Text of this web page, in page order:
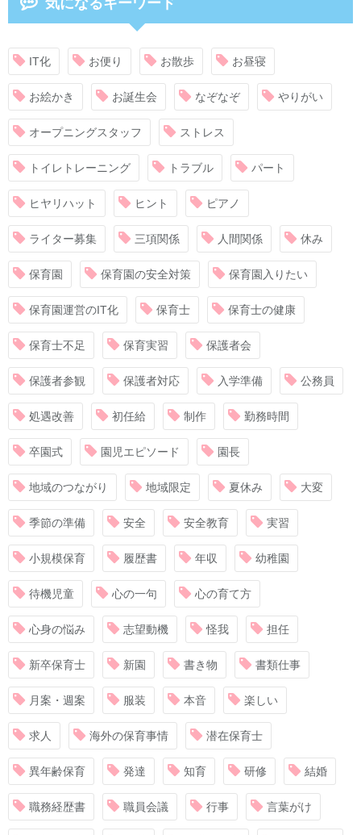
気になるキーワード
IT化 お便り お散歩 お昼寝
お絵かき お誕生会 なぞなぞ やりがい
オープニングスタッフ ストレス
トイレトレーニング トラブル パート
ヒヤリハット ヒント ピアノ
ライター募集 三項関係 人間関係 休み
保育園 保育園の安全対策 保育園入りたい
保育園運営のIT化 保育士 保育士の健康
保育士不足 保育実習 保護者会
保護者参観 保護者対応 入学準備 公務員
処遇改善 初任給 制作 勤務時間
卒園式 園児エピソード 園長
地域のつながり 地域限定 夏休み 大変
季節の準備 安全 安全教育 実習
小規模保育 履歴書 年収 幼稚園
待機児童 心の一句 心の育て方
心身の悩み 志望動機 怪我 担任
新卒保育士 新園 書き物 書類仕事
月案・週案 服装 本音 楽しい
求人 海外の保育事情 潜在保育士
異年齢保育 発達 知育 研修 結婚
職務経歴書 職員会議 行事 言葉がけ